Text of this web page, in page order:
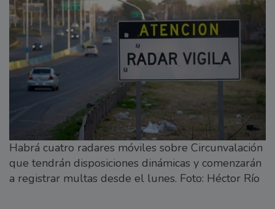
Habrá cuatro radares móviles sobre Circunvalación
que tendrán disposiciones dinámicas y comenzarán
a registrar multas desde el lunes. Foto: Héctor Río